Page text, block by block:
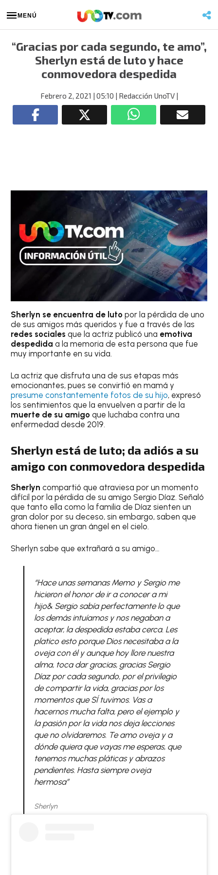
MENÚ
“Gracias por cada segundo, te amo”,
Sherlyn está de luto y hace
conmovedora despedida
Febrero 2, 2021 | 05:10 | Redacción UnoTV|
Sherlyn se encuentra de luto por la pérdida de uno
de sus amigos más queridos y fue a través de las
redes sociales que la actriz publicó una emotiva
despedida a la memoria de esta persona que fue
muy importante en su vida.
La actriz que disfruta una de sus etapas más
emocionantes, pues se convirtió en mamá y
presume constantemente fotos de su hijo, expresó
los sentimientos que la envuelven a partir de la
muerte de su amigo que luchaba contra una
enfermedad desde 2019.
Sherlyn está de luto; da adiós a su
amigo con conmovedora despedida
Sherlyn compartió que atraviesa por un momento
difícil por la pérdida de su amigo Sergio Díaz. Señaló
que tanto ella como la familia de Díaz sienten un
gran dolor por su deceso, sin embargo, saben que
ahora tienen un gran ángel en el cielo.
Sherlyn sabe que extrañará a su amigo…
“Hace unas semanas Memo y Sergio me
hicieron el honor de ir a conocer a mi
hijo& Sergio sabía perfectamente lo que
los demás intuíamos y nos negaban a
aceptar, la despedida estaba cerca. Les
platico esto porque Dios necesitaba a la
oveja con él y aunque hoy llore nuestra
alma, toca dar gracias, gracias Sergio
Díaz por cada segundo, por el privilegio
de compartir la vida, gracias por los
momentos que SÍ tuvimos. Vas a
hacernos mucha falta, pero el ejemplo y
la pasión por la vida nos deja lecciones
que no olvidaremos. Te amo oveja y a
dónde quiera que vayas me esperas, que
tenemos muchas pláticas y abrazos
pendientes. Hasta siempre oveja
hermosa”
Sherlyn